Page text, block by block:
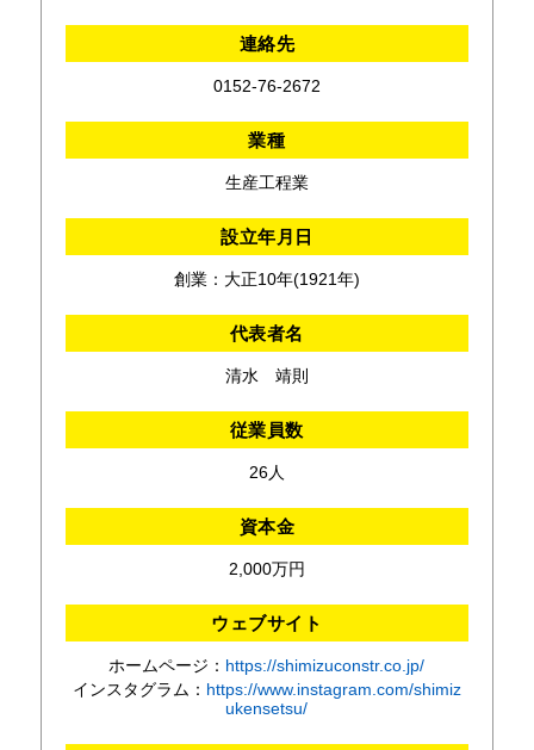
連絡先
0152-76-2672
業種
生産工程業
設立年月日
創業：大正10年(1921年)
代表者名
清水 靖則
従業員数
26人
資本金
2,000万円
ウェブサイト
ホームページ： https://shimizuconstr.co.jp/
インスタグラム： https://www.instagram.com/shimiz
ukensetsu/